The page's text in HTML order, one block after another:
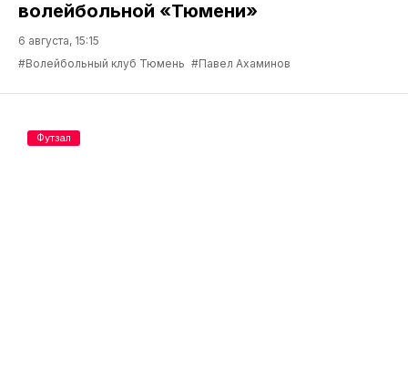
волейбольной «Тюмени»
6 августа, 15:15
#Волейбольный клуб Тюмень #Павел Ахаминов
Футзал